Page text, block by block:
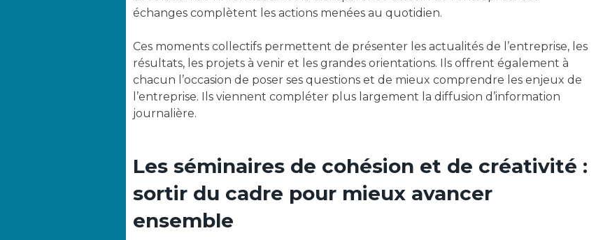
échanges complètent les actions menées au quotidien.
Ces moments collectifs permettent de présenter les actualités de l’entreprise, les
résultats, les projets à venir et les grandes orientations. Ils offrent également à
chacun l’occasion de poser ses questions et de mieux comprendre les enjeux de
l’entreprise. Ils viennent compléter plus largement la diffusion d’information
journalière.
Les séminaires de cohésion et de créativité :
sortir du cadre pour mieux avancer
ensemble